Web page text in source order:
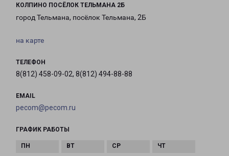
КОЛПИНО ПОСЁЛОК ТЕЛЬМАНА 2Б
город Тельмана, посёлок Тельмана, 2Б
на карте
ТЕЛЕФОН
8(812) 458-09-02, 8(812) 494-88-88
EMAIL
pecom@pecom.ru
ГРАФИК РАБОТЫ